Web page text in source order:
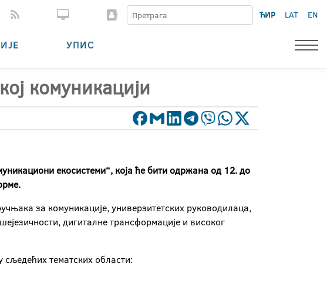
ЋИР LAT EN
УПИС
комуникацији
екосистеми“, која ће бити одржана од 12. до
за комуникације, универзитетских руководилаца,
дигиталне трансформације и високог
тематских области: